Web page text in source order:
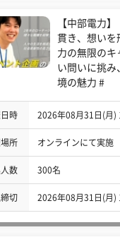
【中部電力
貫き、想いを
力の無限のキ
い問いに挑み
境の魅力 #
日時 2026年08月31日(月)
場所 オンラインにて実施
数 300名
切 2026年08月31日(月)